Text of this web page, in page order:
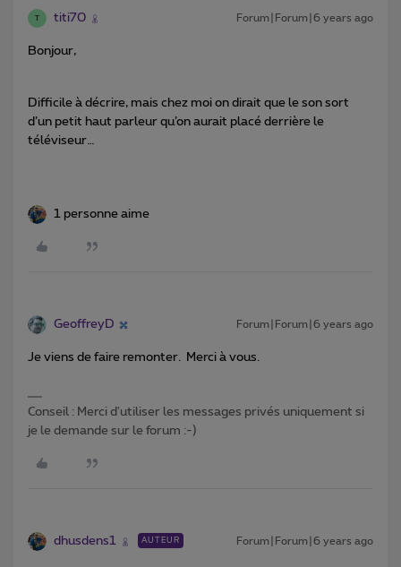
T titi70 Forum|Forum|6 years ago
Bonjour,
Difficile à décrire, mais chez moi on dirait que le son sort
d’un petit haut parleur qu’on aurait placé derrière le
téléviseur…
1 personne aime
GeoffreyD Forum|Forum|6 years ago
Je viens de faire remonter. Merci à vous.
Conseil : Merci d'utiliser les messages privés uniquement si
je le demande sur le forum :-)
dhusdens1 AUTEUR Forum|Forum|6 years ago